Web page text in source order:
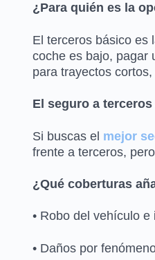
¿Para quién es la
El terceros básico es
coche es bajo, pagar
para trayectos
El seguro a
Si buscas el mejor
frente a terceros,
¿Qué coberturas
• Robo del vehículo e
• Daños por